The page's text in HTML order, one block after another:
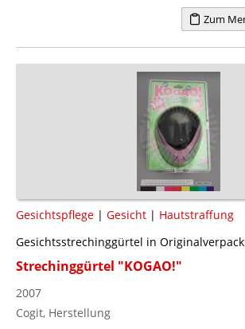
Zum
Gesichtspflege | Gesicht | Hautstraffung
Gesichtsstrechinggürtel in
Strechinggürtel "KOGAO!"
2007
Cogit, Herstellung